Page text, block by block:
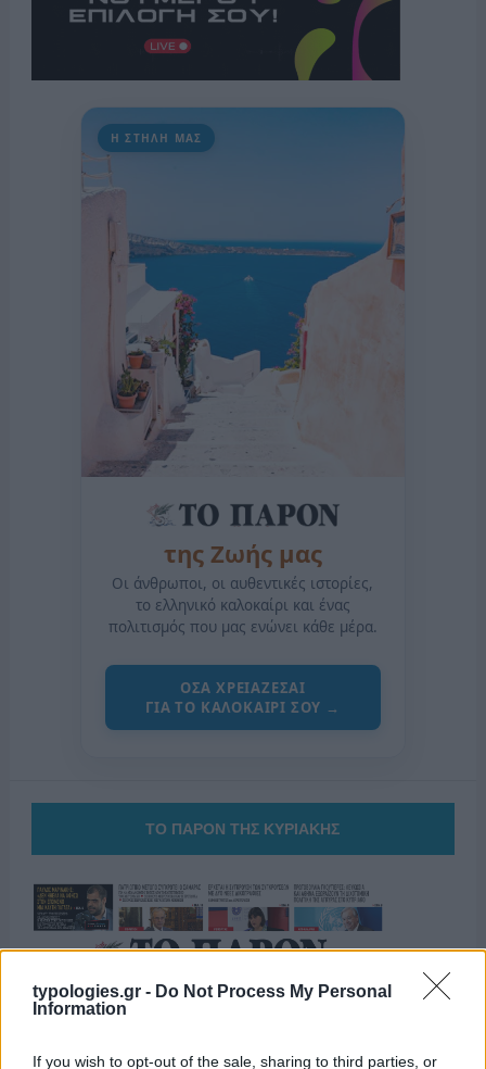
typologies.gr - Do Not Process My Personal
Information
If you wish to opt-out of the sale, sharing to third parties, or
Η ΣΤΗΛΗ ΜΑΣ
της Ζωής μας
Οι άνθρωποι, οι αυθεντικές ιστορίες,
το ελληνικό καλοκαίρι και ένας
πολιτισμός που μας ενώνει κάθε μέρα.
ΟΣΑ ΧΡΕΙΑΖΕΣΑΙ
ΓΙΑ ΤΟ ΚΑΛΟΚΑΙΡΙ ΣΟΥ →
ΤΟ ΠΑΡΟΝ ΤΗΣ ΚΥΡΙΑΚΗΣ